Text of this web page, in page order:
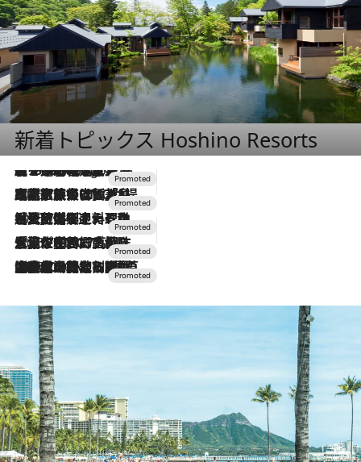
新着トピックス Hoshino Resorts
6 Hours Ago
【トンボの足水浴】ヒノキの香りに包まれて涼感マックス！約13℃の湧水かけ流しを避暑地「星野温泉 トンボの湯」で体験
2026.7.31
【ホテル帰省】という選択肢をOMOが提案。家族とほどよい距離を保つには「昼は実家、夜は気兼ねなくホテルで！」
2026.7.24
【夏限定ディナーコース】旬を迎える稚鮎や花ズッキーニなどをイタリア・トスカーナの郷土料理の手法で満喫！
2026.7.17
「土佐和ハーブかき氷」がOMO7高知に登場！生姜、山椒、大葉など目にも舌にも涼を呼ぶ郷土の味
2026.7.10
NEW OPEN！【界 草津】名湯の地に誕生。趣の異なる2種の温泉と上州ならではの会席・蕎麦割烹など美食を味わう究極の癒やし旅